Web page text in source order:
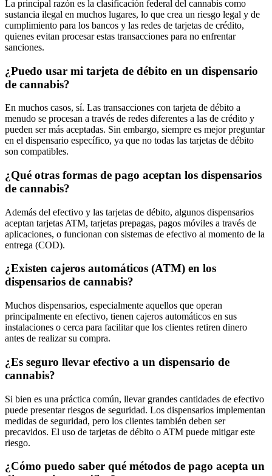
La principal razón es la clasificación federal del cannabis como
sustancia ilegal en muchos lugares, lo que crea un riesgo legal y de
cumplimiento para los bancos y las redes de tarjetas de crédito,
quienes evitan procesar estas transacciones para no enfrentar
sanciones.
¿Puedo usar mi tarjeta de débito en un dispensario
de cannabis?
En muchos casos, sí. Las transacciones con tarjeta de débito a
menudo se procesan a través de redes diferentes a las de crédito y
pueden ser más aceptadas. Sin embargo, siempre es mejor preguntar
en el dispensario específico, ya que no todas las tarjetas de débito
son compatibles.
¿Qué otras formas de pago aceptan los dispensarios
de cannabis?
Además del efectivo y las tarjetas de débito, algunos dispensarios
aceptan tarjetas ATM, tarjetas prepagas, pagos móviles a través de
aplicaciones, o funcionan con sistemas de efectivo al momento de la
entrega (COD).
¿Existen cajeros automáticos (ATM) en los
dispensarios de cannabis?
Muchos dispensarios, especialmente aquellos que operan
principalmente en efectivo, tienen cajeros automáticos en sus
instalaciones o cerca para facilitar que los clientes retiren dinero
antes de realizar su compra.
¿Es seguro llevar efectivo a un dispensario de
cannabis?
Si bien es una práctica común, llevar grandes cantidades de efectivo
puede presentar riesgos de seguridad. Los dispensarios implementan
medidas de seguridad, pero los clientes también deben ser
precavidos. El uso de tarjetas de débito o ATM puede mitigar este
riesgo.
¿Cómo puedo saber qué métodos de pago acepta un